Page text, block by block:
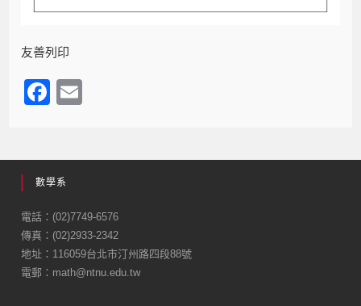
友善列印
F
e
b
o
o
k
數學系
電話：(02)7749-6576
傳真：(02)2933-2342
地址：116059台北市汀州路四段88號
電郵：math@ntnu.edu.tw